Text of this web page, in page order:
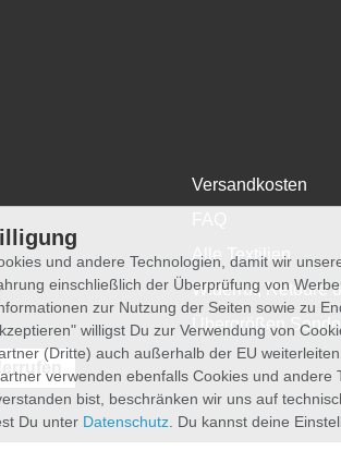
Versandkosten
Alle Textilien
Widerruf, Retoure
Übergrößen
und andere Technologien, damit wir
einschließlich der Überprüfung von
zur Nutzung der Seiten sowie zu
willigst Du zur Verwendung von
(Dritte) auch außerhalb der EU weiterleiten.
verwenden ebenfalls Cookies und
bist, beschränken wir uns auf
Du unter Datenschutz . Du kannst deine